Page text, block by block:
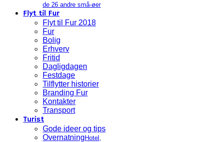
de 26 andre små-øer
Flyt til Fur
Flyt til Fur 2018
Fur
Bolig
Erhverv
Fritid
Dagligdagen
Festdage
Tilflytter historier
Branding Fur
Kontakter
Transport
Turist
Gode ideer og tips
Overnatning Hotel,